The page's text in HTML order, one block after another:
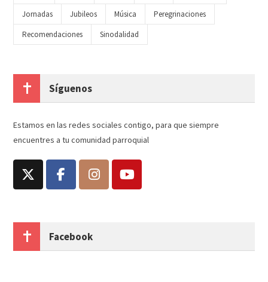
Jornadas
Jubileos Música
Peregrinaciones
Recomendaciones
Sinodalidad
Síguenos
Estamos en las redes sociales contigo, para que siempre
encuentres a tu comunidad parroquial
Facebook